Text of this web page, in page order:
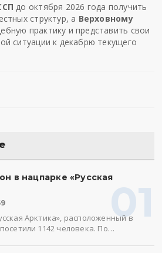
до октября 2026 года получить
структур, а Верховному
практику и представить свои
ситуации к декабрю текущего
01
в нацпарке «Русская
Арктика», расположенный в
1142 человека. По…